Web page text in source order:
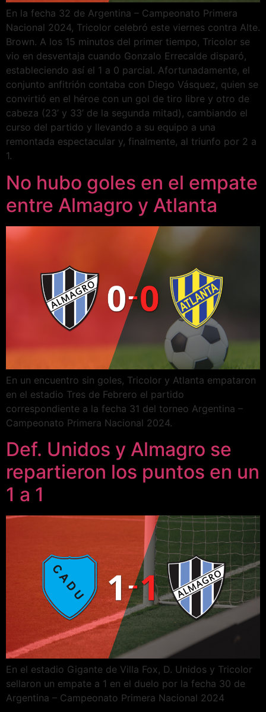
En la fecha 32 de Argentina – Campeonato Primera
Nacional 2024, Tricolor celebró este viernes contra Alte.
Brown. A los 15 minutos del primer tiempo, Tricolor se
vio en desventaja cuando Gonzalo Errecalde disparó,
estableciendo así el 1 a 0 parcial. Afortunadamente, el
conjunto anfitrión contaba con Diego Vásquez, quien se
convirtió en el héroe con un gol de tiro libre y otro de
cabeza (23’ y 33’ de la segunda mitad), cambiando el
curso del partido y llevando a su equipo a una
remontada espectacular y, finalmente, al triunfo por 2 a
1.
No hubo goles en el empate
entre Almagro y Atlanta
En un encuentro sin goles, Tricolor y Atlanta empataron
en el estadio Tres de Febrero el partido
correspondiente a la fecha 31 del torneo Argentina –
Campeonato Primera Nacional 2024.
Def. Unidos y Almagro se
repartieron los puntos en un
1 a 1
En el estadio Gigante de Villa Fox, D. Unidos y Tricolor
sellaron un empate a 1 en el duelo por la fecha 30 de
Argentina – Campeonato Primera Nacional 2024